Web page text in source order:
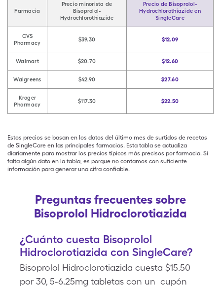
Farmacia
Precio minorista de
Bisoprolol-
Hydrochlorothiazide
Precio de Bisoprolol-
Hydrochlorothiazide en
SingleCare
CVS
Pharmacy
$39.30 $12.09
Walmart $20.70 $12.60
Walgreens $42.90 $27.60
Kroger
Pharmacy
$117.30 $22.50
Estos precios se basan en los datos del último mes de surtidos de recetas
de SingleCare en las principales farmacias. Esta tabla se actualiza
diariamente para mostrar los precios típicos más precisos por farmacia. Si
falta algún dato en la tabla, es porque no contamos con suficiente
información para generar una cifra confiable.
Preguntas frecuentes sobre
Bisoprolol Hidroclorotiazida
¿Cuánto cuesta Bisoprolol
Hidroclorotiazida con SingleCare?
Bisoprolol Hidroclorotiazida cuesta $15.50
por 30, 5-6.25mg tabletas con un cupón